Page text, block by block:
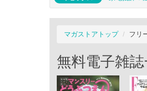
マガストアトップ フリ
無料電子雑